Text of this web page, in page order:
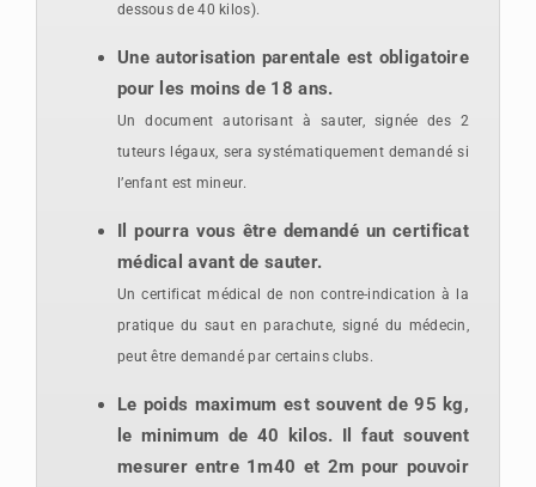
dessous de 40 kilos).
Une autorisation parentale est obligatoire
pour les moins de 18 ans.
Un document autorisant à sauter, signée des 2
tuteurs légaux, sera systématiquement demandési
l’enfant est mineur.
Il pourra vous être demandé un certificat
médical avant de sauter.
Un certificat médical de non contre-indication à la
pratique du saut en parachute, signé du médecin,
peut être demandé par certains clubs.
Le poids maximum est souvent de 95 kg,
le minimum de 40 kilos. Il faut souvent
mesurer entre 1m40 et 2m pour pouvoir